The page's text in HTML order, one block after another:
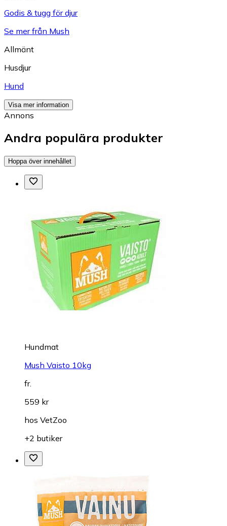
Godis & tugg för djur
Se mer från Mush
Allmänt
Husdjur
Hund
Visa mer information
Annons
Andra populära produkter
Hoppa över innehållet
Hundmat
Mush Vaisto 10kg
fr.
559 kr
hos VetZoo
+2 butiker